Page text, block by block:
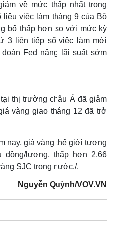
về mức thấp nhất trong
liệu việc làm tháng 9 của Bộ
bố thấp hơn so với mức kỳ
3 liên tiếp số việc làm mới
Fed nâng lãi suất sớm
thị trường châu Á đã giảm
vàng giao tháng 12 đã trở
nay, giá vàng thế giới tương
lượng, thấp hơn 2,66
SJC trong nước./.
Nguyễn Quỳnh/VOV.VN